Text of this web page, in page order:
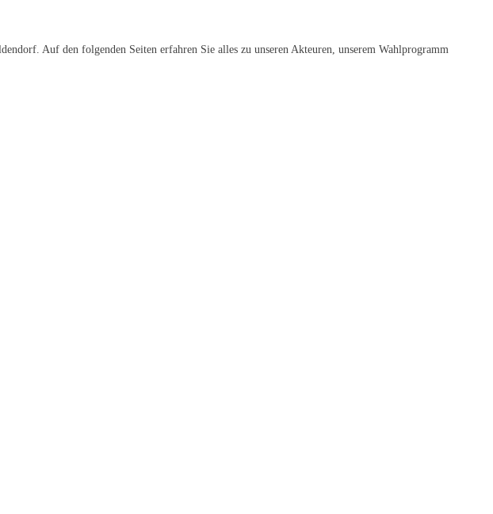
Auf den folgenden Seiten erfahren Sie alles zu unseren Akteuren, unserem Wahlprogramm